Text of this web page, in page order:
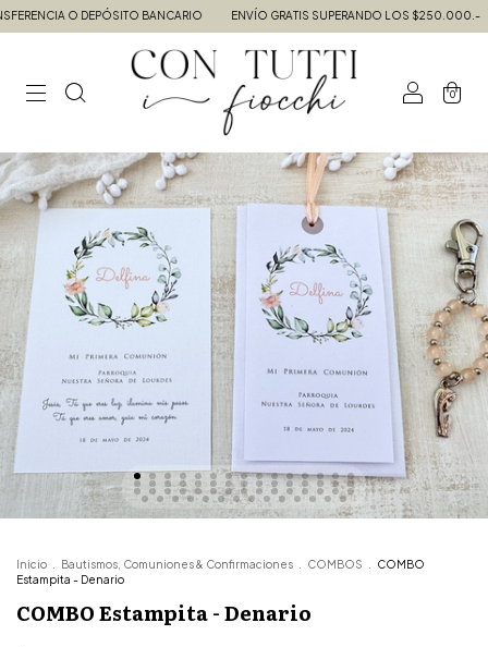
O DEPÓSITO BANCARIO ENVÍO GRATIS SUPERANDO LOS $250.000.-
0
Inicio Bautismos, Comuniones & Confirmaciones COMBOS
COMBO
Estampita - Denario
COMBO Estampita - Denario